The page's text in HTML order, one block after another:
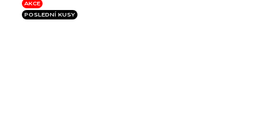
AKCE
POSLEDNÍ KUSY